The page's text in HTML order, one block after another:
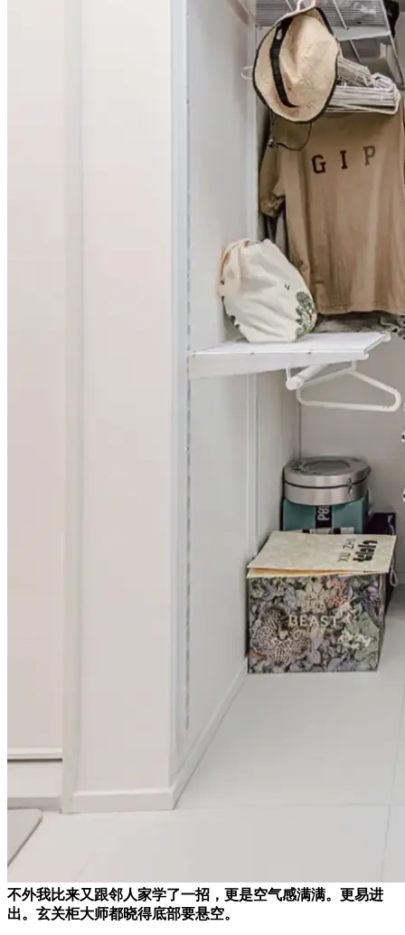
不外我比来又跟邻人家学了一招，更是空气感满满。更易进
出。玄关柜大师都晓得底部要悬空。